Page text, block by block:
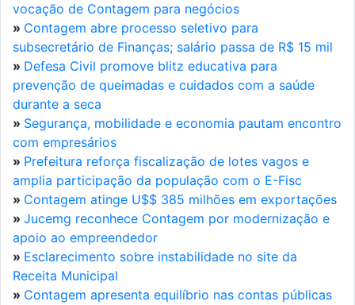
vocação de Contagem para negócios
» Contagem abre processo seletivo para
subsecretário de Finanças; salário passa de R$ 15 mil
» Defesa Civil promove blitz educativa para
prevenção de queimadas e cuidados com a saúde
durante a seca
» Segurança, mobilidade e economia pautam encontro
com empresários
» Prefeitura reforça fiscalização de lotes vagos e
amplia participação da população com o E-Fisc
» Contagem atinge U$$ 385 milhões em exportações
» Jucemg reconhece Contagem por modernização e
apoio ao empreendedor
» Esclarecimento sobre instabilidade no site da
Receita Municipal
» Contagem apresenta equilíbrio nas contas públicas